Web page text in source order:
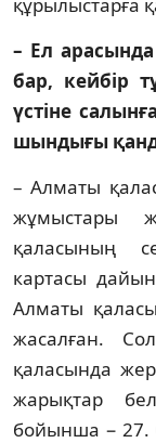
– Ел
бар, кейбір
үстіне
шындығы
– Алматы
жұмыстары
қаласының
картасы
Алматы
жасалған.
қаласында жер
жарықтар
бойынша − 27.